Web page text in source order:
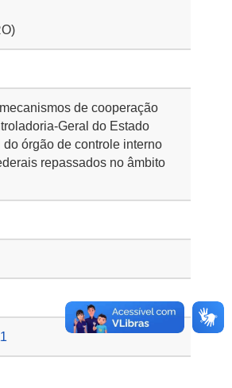
de cooperação
Geral do Estado
órgão de controle interno
repassados no âmbito